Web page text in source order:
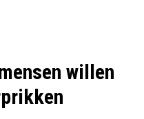
willen